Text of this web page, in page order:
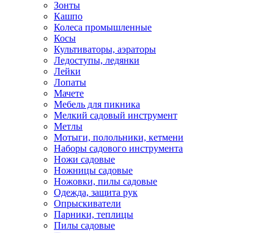
Зонты
Кашпо
Колеса промышленные
Косы
Культиваторы, аэраторы
Ледоступы, ледянки
Лейки
Лопаты
Мачете
Мебель для пикника
Мелкий садовый инструмент
Метлы
Мотыги, полольники, кетмени
Наборы садового инструмента
Ножи садовые
Ножницы садовые
Ножовки, пилы садовые
Одежда, защита рук
Опрыскиватели
Парники, теплицы
Пилы садовые